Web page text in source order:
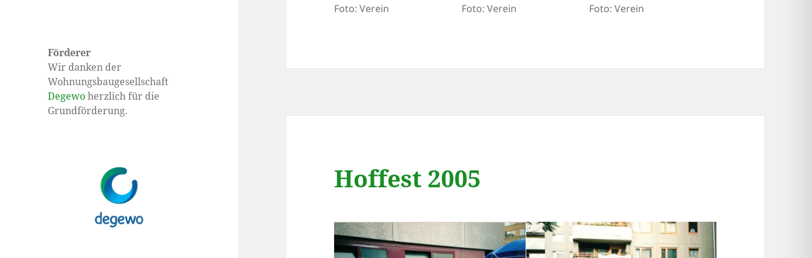
Förderer
Wir danken der
Wohnungsbaugesellschaft
Degewoherzlich für die
Grundförderung.
Foto: Verein Foto: Verein Foto: Verein
Hoffest 2005